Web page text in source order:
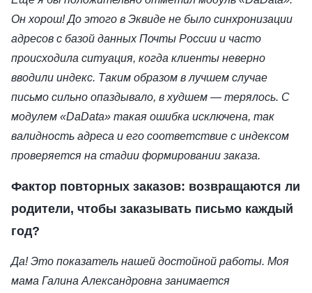
Он хорош! До этого в Эквиде не было синхронизации
адресов с базой данных Почты России и часто
происходила ситуация, когда клиенты неверно
вводили индекс. Таким образом в лучшем случае
письмо сильно опаздывало, в худшем — терялось. С
модулем «DaData» такая ошибка исключена, так
валидность адреса и его соответствие с индексом
проверяется на стадии формировании заказа.
Фактор повторных заказов: возвращаются ли
родители, чтобы заказывать письмо каждый
год?
Да! Это показатель нашей достойной работы. Моя
мама Галина Александровна занимается